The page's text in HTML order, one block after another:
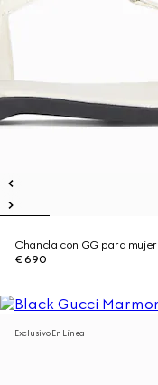
Chancla con GG para mujer
€ 690
Exclusivo En Línea